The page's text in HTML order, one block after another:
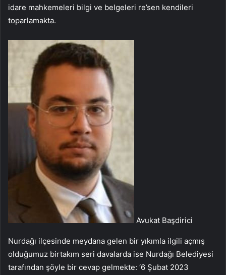
idare mahkemeleri bilgi ve belgeleri re’sen kendileri
toparlamakta.
Avukat Başdirici
Nurdağı ilçesinde meydana gelen bir yıkımla ilgili açmış
olduğumuz birtakım seri davalarda ise Nurdağı Belediyesi
tarafından şöyle bir cevap gelmekte: ‘6 Şubat 2023